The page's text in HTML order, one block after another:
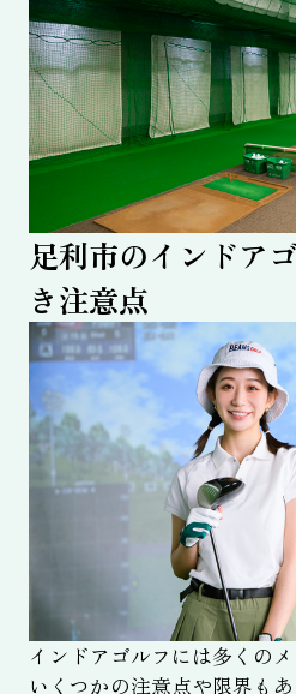
足利市のインドア
き注意点
インドアゴルフには多くの
いくつかの注意点や限界も